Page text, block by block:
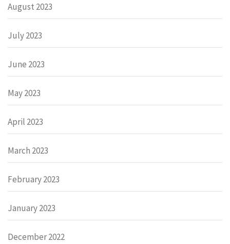
August 2023
July 2023
June 2023
May 2023
April 2023
March 2023
February 2023
January 2023
December 2022